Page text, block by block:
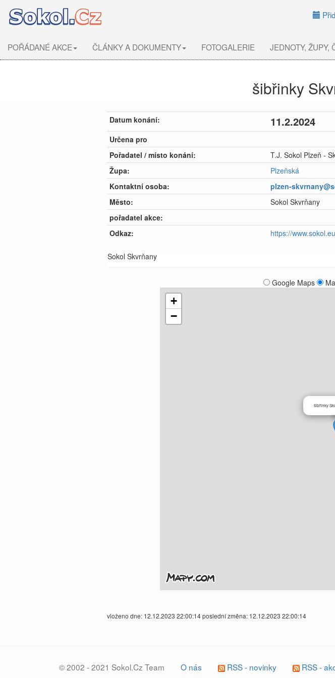
POŘÁDANÉ AKCE ČLÁNKY A DOKUMENTY FOTOGALERIE JEDNOTY, ŽUPY,
šibřinky
Datum konání: 11.2.2024
Určena pro
Pořadatel / místo konání:
T.J. Sokol Plzeň -
Župa:
Plzeňská
Kontaktní osoba:
plzen-
Město:
Sokol Skvrňany
pořadatel akce:
Odkaz:
https://
Sokol Skvrňany
Google Maps
šibřinky
+
−
vloženo dne: 12.12.2023 22:00:14 poslední změna: 12.12.2023 22:00:14
© 2002 - 2021 Sokol.Cz Team O nás RSS - novinky RSS -